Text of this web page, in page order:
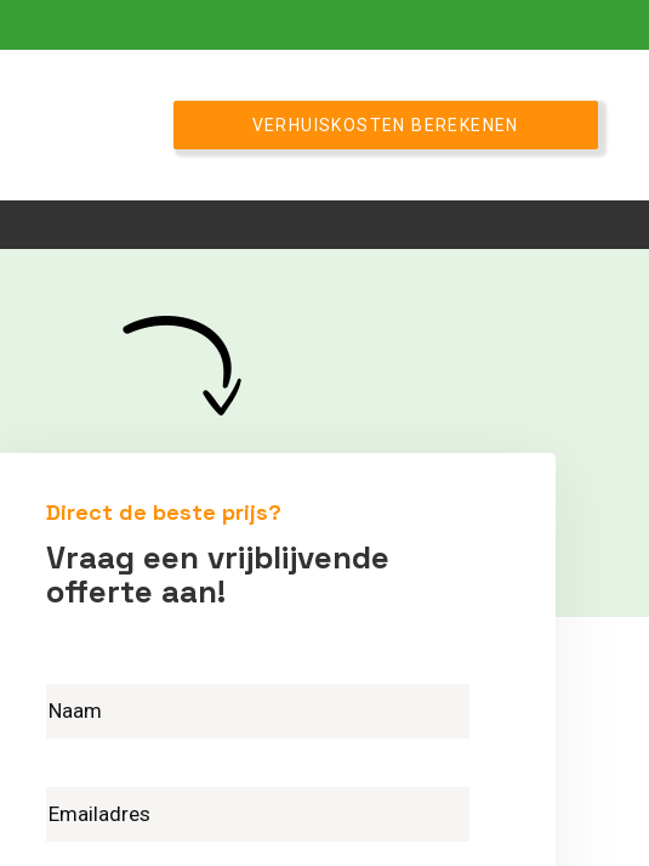
VERHUISKOSTEN BEREKENEN
Direct de beste prijs?
Vraag een vrijblijvende
offerte aan!